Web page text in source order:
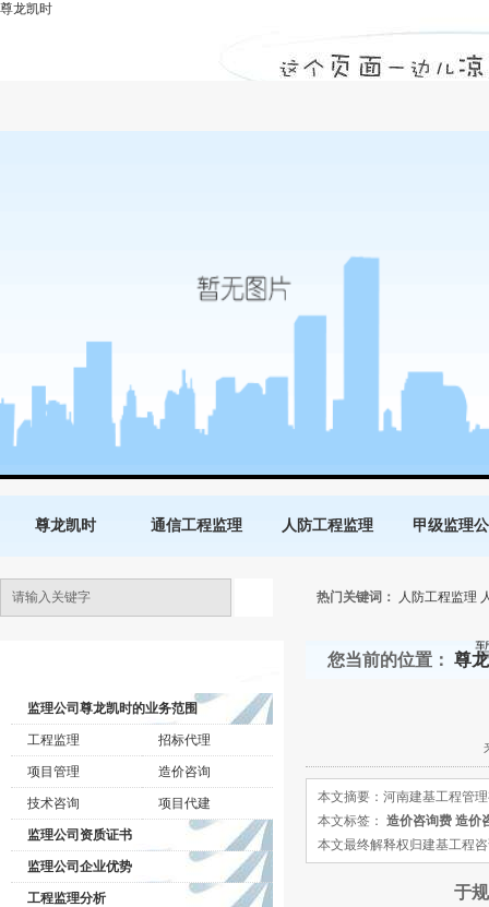
造价咨询收费标准-尊龙凯时
尊龙凯时
尊龙凯时 通信工程监理 人防工程监理 甲级监理
热门关键词： 人防工程监理
监理公司尊龙凯时的业务范围
工程监理 招标代理
项目管理 造价咨询
技术咨询 项目代建
监理公司资质证书
监理公司企业优势
工程监理分析
您当前的位置： 尊
本文摘要：河南建基工程管
本文标签： 造价咨询费 造价
本文最终解释权归建基工程咨
于